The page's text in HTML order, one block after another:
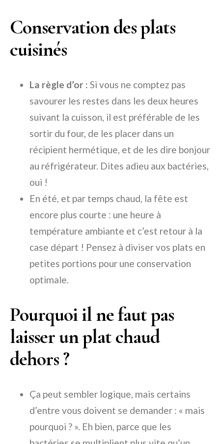
Conservation des plats
cuisinés
La règle d’or : Si vous ne comptez pas
savourer les restes dans les deux heures
suivant la cuisson, il est préférable de les
sortir du four, de les placer dans un
récipient hermétique, et de les dire bonjour
au réfrigérateur. Dites adieu aux bactéries,
oui !
En été, et par temps chaud, la fête est
encore plus courte : une heure à
température ambiante et c’est retour à la
case départ ! Pensez à diviser vos plats en
petites portions pour une conservation
optimale.
Pourquoi il ne faut pas
laisser un plat chaud
dehors ?
Ça peut sembler logique, mais certains
d’entre vous doivent se demander : « mais
pourquoi ? ». Eh bien, parce que les